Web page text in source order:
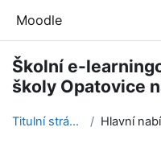
Moodle
Školní e-
školy Opatovice
Titulní stránka